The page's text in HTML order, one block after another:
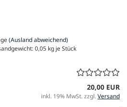
(Ausland abweichend)
0,05 kg je Stück
20,00 EUR
inkl. 19% MwSt. zzgl.Versand